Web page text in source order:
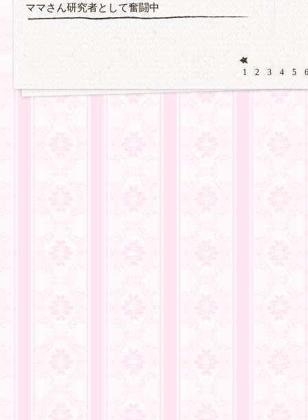
ママさん研究者として奮闘中
1 2 3 4 5 6